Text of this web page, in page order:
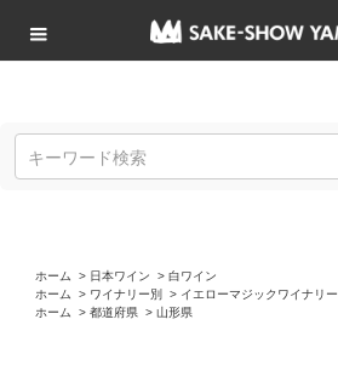
ホーム > 日本ワイン > 白ワイン
ホーム
> ワイナリー別 > イエローマジックワイナリー
ホーム
> 都道府県 > 山形県